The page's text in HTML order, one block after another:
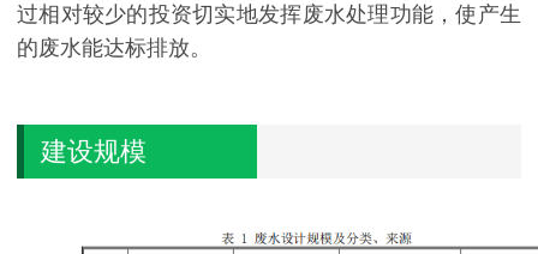
过相对较少的投资切实地发挥废水处理功能，使产生
的废水能达标排放。
建设规模